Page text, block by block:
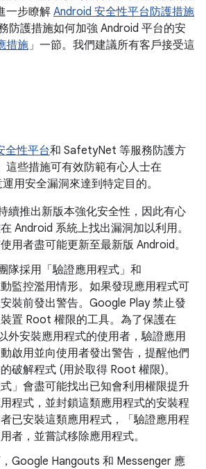
一步瞭解 Android 安全性平台防護措施
防護措施如何加強 Android 平台的安
措施」一節。我們建議所有客戶接受這
全性平台和 SafetyNet 等服務防護方
這些措施可有效防範有心人士在
用安全漏洞來達到特定目的。
續推出新版本強化安全性，因此有心
Android 系統上找出漏洞加以利用。
用者盡可能更新至最新版 Android。
隊採用「驗證應用程式」和
監控濫用情形。如果發現應用程式可
裝前發出警告。Google Play 禁止發
置 Root 權限的工具。為了保護在
外安裝應用程式的使用者，驗證應用
啟用並向使用者發出警告，提醒他們
破解程式 (用於取得 Root 權限)。
式」會盡可能找出已知會利用權限提升
程式，並封鎖這類應用程式的安裝程
已安裝這類應用程式，「驗證應用程
者，並嘗試移除應用程式。
Google Hangouts 和 Messenger 應